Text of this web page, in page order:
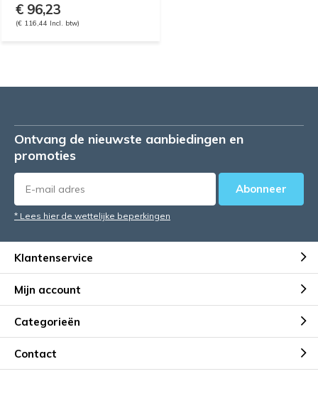
€ 96,23
(€ 116,44 Incl. btw)
Ontvang de nieuwste aanbiedingen en
promoties
Abonneer
* Lees hier de wettelijke beperkingen
Klantenservice
Mijn account
Categorieën
Contact